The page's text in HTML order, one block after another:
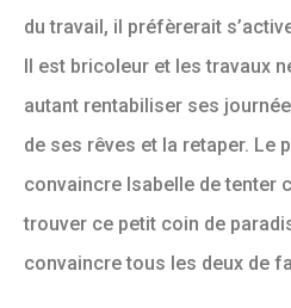
du travail, il préfèrerait
Il est bricoleur et les travaux
autant rentabiliser ses
de ses rêves et la retaper. Le
convaincre Isabelle de tenter
trouver ce petit coin de
convaincre tous les deux de